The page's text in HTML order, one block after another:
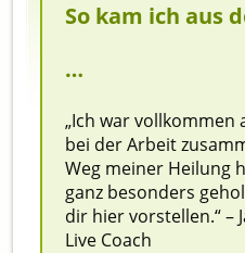
So kam ich aus
…
„Ich war
bei der Arbeit
Weg meiner Heilung
ganz besonders
dir hier vorstellen.“–
Live Coach